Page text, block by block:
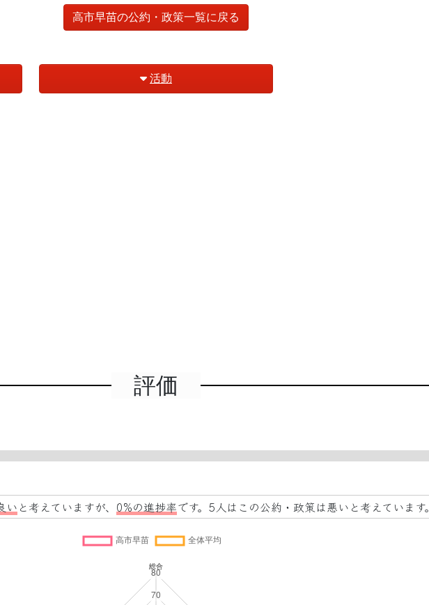
高市早苗の公約・政策一覧に戻る
活動
評価
い と考えていますが、 0%の進捗率です。5人はこの公約・政策は悪いと考えています。